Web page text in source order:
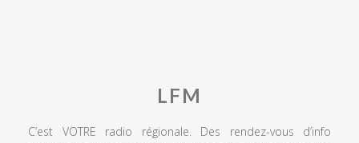
LFM
C’est VOTRE radio régionale. Des rendez-vous d’info